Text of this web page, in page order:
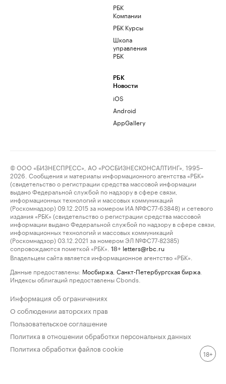
РБК
Компании
РБК Курсы
Школа
управления
РБК
РБК
Новости
iOS
Android
AppGallery
© ООО «БИЗНЕСПРЕСС», АО «РОСБИЗНЕСКОНСАЛТИНГ», 1995–
2026. Сообщения и материалы информационного агентства «РБК»
(свидетельство о регистрации средства массовой информации
выдано Федеральной службой по надзору в сфере связи,
информационных технологий и массовых коммуникаций
(Роскомнадзор) 09.12.2015 за номером ИА №ФС77-63848) и сетевого
издания «РБК» (свидетельство о регистрации средства массовой
информации выдано Федеральной службой по надзору в сфере связи,
информационных технологий и массовых коммуникаций
(Роскомнадзор) 03.12.2021 за номером ЭЛ №ФС77-82385)
сопровождаются пометкой «РБК».
18+ letters@rbc.ru
Владельцем сайта является информационное агентство «РБК».
Данные предоставлены: Мосбиржа Санкт-Петербургская биржа
Индексы облигаций предоставлены Cbonds.
Информация об ограничениях
О соблюдении авторских прав
Пользовательское соглашение
Политика в отношении обработки персональных данных
Политика обработки файлов cookie
18+